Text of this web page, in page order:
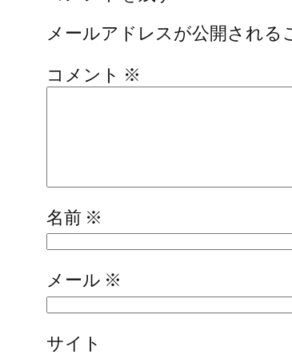
メールアドレスが公開される
コメント ※
名前 ※
メール ※
サイト